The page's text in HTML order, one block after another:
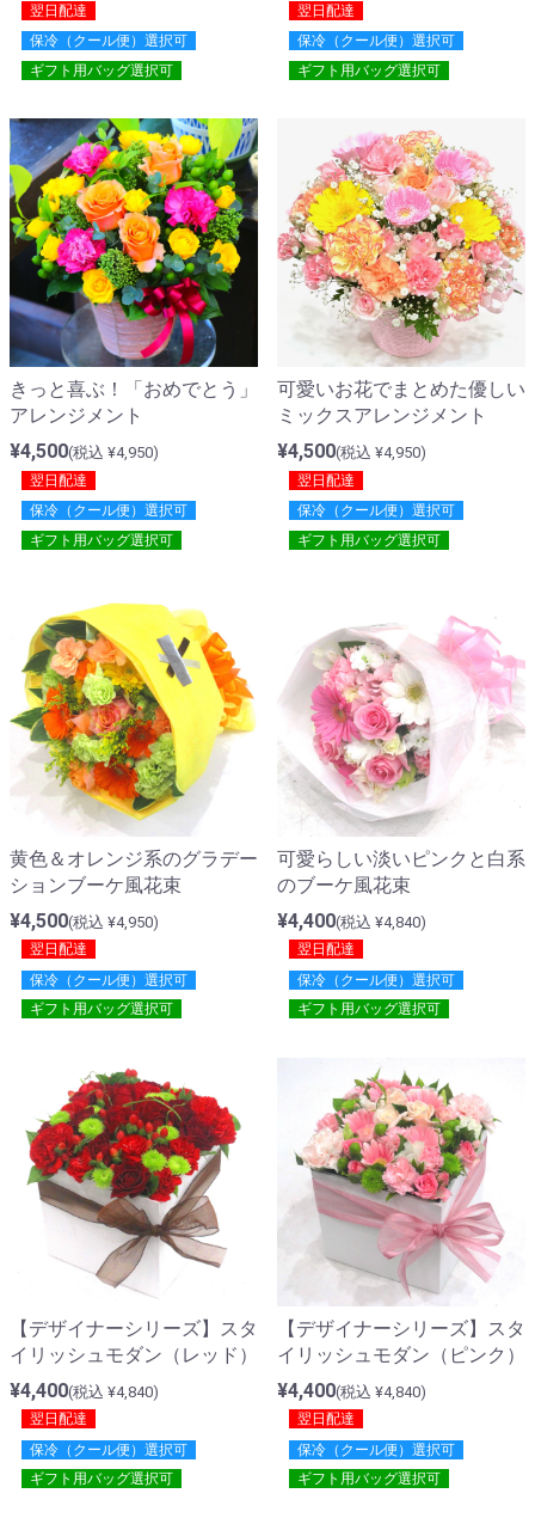
翌日配達
保冷（クール便）選択可
ギフト用バッグ選択可
翌日配達
保冷（クール便）選択可
ギフト用バッグ選択可
きっと喜ぶ！「おめでとう」
アレンジメント
¥4,500(税込 ¥4,950)
翌日配達
保冷（クール便）選択可
ギフト用バッグ選択可
可愛いお花でまとめた優しい
ミックスアレンジメント
¥4,500(税込 ¥4,950)
翌日配達
保冷（クール便）選択可
ギフト用バッグ選択可
黄色＆オレンジ系のグラデー
ションブーケ風花束
¥4,500(税込 ¥4,950)
翌日配達
保冷（クール便）選択可
ギフト用バッグ選択可
可愛らしい淡いピンクと白系
のブーケ風花束
¥4,400(税込 ¥4,840)
翌日配達
保冷（クール便）選択可
ギフト用バッグ選択可
【デザイナーシリーズ】スタ
イリッシュモダン（レッド）
¥4,400(税込 ¥4,840)
翌日配達
保冷（クール便）選択可
ギフト用バッグ選択可
【デザイナーシリーズ】スタ
イリッシュモダン（ピンク）
¥4,400(税込 ¥4,840)
翌日配達
保冷（クール便）選択可
ギフト用バッグ選択可